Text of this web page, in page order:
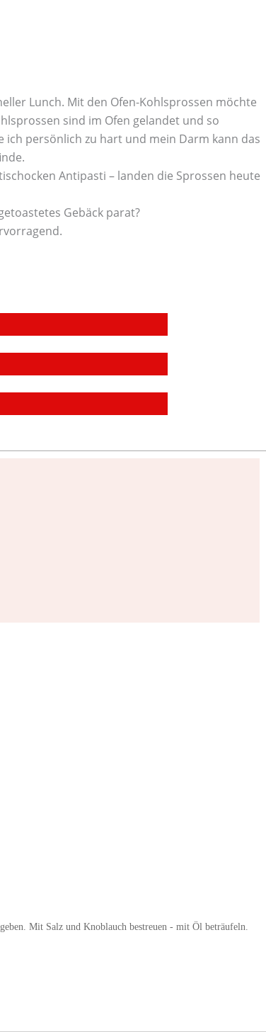
Lunch. Mit den Ofen-Kohlsprossen möchte
sind im Ofen gelandet und so
ich persönlich zu hart und mein Darm kann das
Antipasti – landen die Sprossen heute
Gebäck parat?
Mit Salz und Knoblauch bestreuen - mit Öl beträufeln.